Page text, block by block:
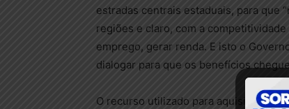
estradas centrais estaduais, para que
regiões e claro, com a
emprego, gerar renda. E isto o
dialogar para que os benefícios
O recurso utilizado para aquisição do